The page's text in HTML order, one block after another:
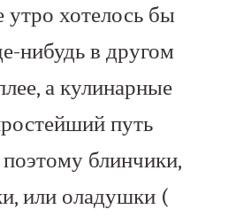
утро хотелось бы
нибудь в другом
а кулинарные
путь
блинчики,
или оладушки (